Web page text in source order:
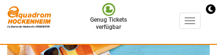
Direkt
Genug Tickets
verfügbar
Toggle